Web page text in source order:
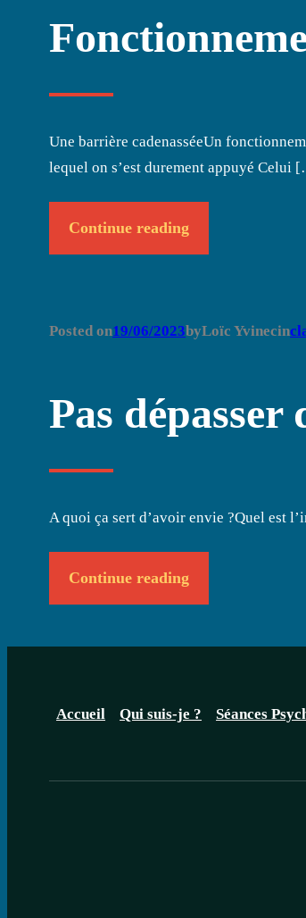
Une barrière cadenasséeUn
lequel on s’est durement appuyé Celui
Continue reading
Posted on19/06/2023byLoïc Yvinecin
Pas dépasser
A quoi ça sert d’avoir envie ?Quel est
Continue reading
Accueil Qui suis-je ? Séances